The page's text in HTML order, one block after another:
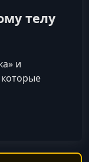
телу
и